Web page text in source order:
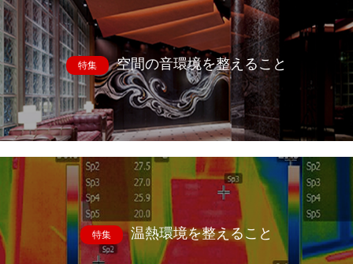
特集 空間の音環境を整えること
特集 温熱環境を整えること